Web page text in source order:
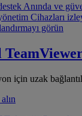
Anında ve
Cihazları
görün
için uzak